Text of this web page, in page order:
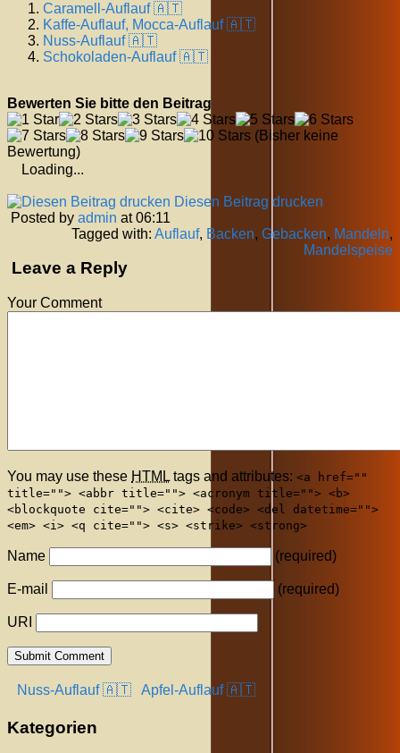
Caramell-Auflauf 🇦🇹
Kaffe-Auflauf, Mocca-Auflauf 🇦🇹
Nuss-Auflauf 🇦🇹
Schokoladen-Auflauf 🇦🇹
Bewerten Sie bitte den Beitrag
(Bisher keine
Bewertung)
Loading...
Diesen Beitrag drucken
Posted by admin at 06:11
Tagged with: Auflauf, Backen, Gebacken, Mandeln,
Mandelspeise
Leave a Reply
Your Comment
You may use these HTML tags and attributes: <a href=""
title=""> <abbr title=""> <acronym title=""> <b>
<blockquote cite=""> <cite> <code> <del datetime="">
<em> <i> <q cite=""> <s> <strike> <strong>
Name (required)
E-mail (required)
URI
Nuss-Auflauf 🇦🇹 Apfel-Auflauf 🇦🇹
Kategorien